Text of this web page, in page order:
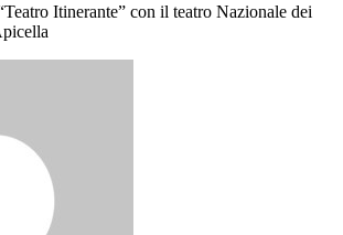
Itinerante” con il teatro Nazionale dei